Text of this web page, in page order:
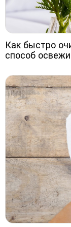
Как быстро
способ